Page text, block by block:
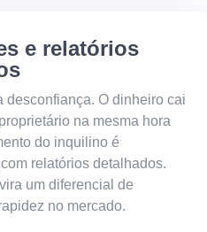
e relatórios
desconfiança. O dinheiro cai
na mesma hora
do inquilino é
relatórios detalhados.
um diferencial de
no mercado.